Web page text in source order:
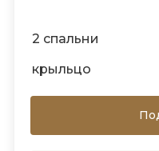
2 спальни
крыльцо